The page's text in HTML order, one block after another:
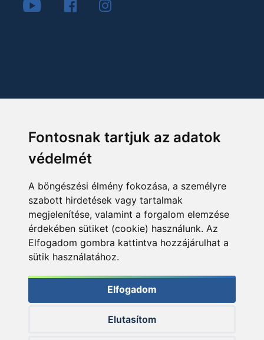
Fontosnak tartjuk az adatok
védelmét
A böngészési élmény fokozása, a személyre
szabott hirdetések vagy tartalmak
megjelenítése, valamint a forgalom elemzése
érdekében sütiket (cookie) használunk. Az
Elfogadom gombra kattintva hozzájárulhat a
sütik használatához.
Elfogadom
Elutasítom